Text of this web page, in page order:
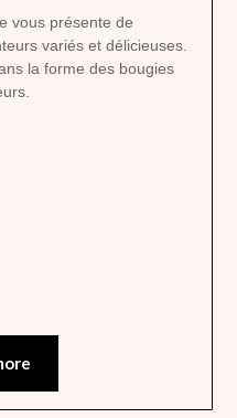
heavenly
vous présente de
variés et délicieuses.
la forme des bougies